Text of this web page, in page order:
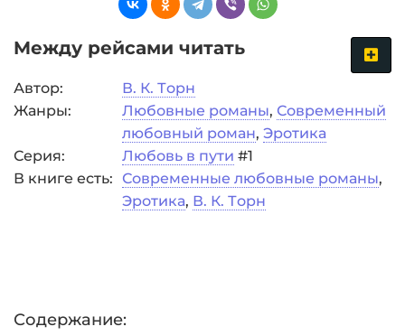
Meжду рeйсaми читать
Автор:
В. К. Тoрн
Жанры:
Любовные романы, Современный
любовный роман, Эротика
Серия:
Любовь в пути #1
В книге есть:
Современные любовные романы,
Эротика, В. К. Тoрн
Содержание: